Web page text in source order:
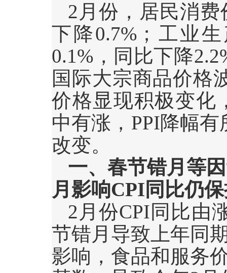
2 月份，居民消
下降0.7%；工业
0.1% ，同比下降
国际大宗商品价格
价格显现积极变化
中有涨， PPI降幅有
改变。
一、春节错月等
月影响CPI 同比仍
2 月份CPI同比由
节错月导致上年同
影响，食品和服务